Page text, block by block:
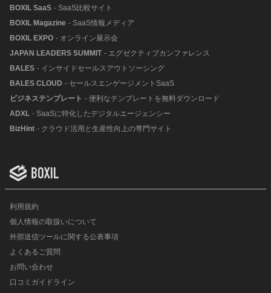
BOXIL SaaS - SaaS比較サイト
BOXIL Magazine - SaaS情報メディア
BOXIL EXPO - オンライン展示会
JAPAN LEADERS SUMMIT - エグゼクティブカンファレンス
BALES - インサイドセールスアウトソーシング
BALES CLOUD - セールスエンゲージメントSaaS
ビジネステンプレート - 便利なテンプレートを無料ダウンロード
ADXL - SaaSに特化したデジタルエージェンシー
BizHint - クラウド活用と生産性向上の専門サイト
利用規約
個人情報の取扱いについて
外部送信ツールに関する公表事項
よくあるご質問
お問い合わせ
口コミガイドライン